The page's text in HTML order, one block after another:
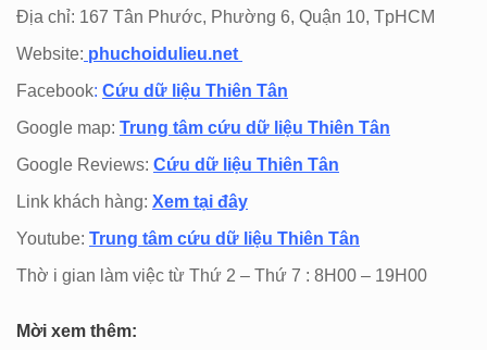
Địa chỉ: 167 Tân Phước, Phường 6, Quận 10, TpHCM
Website: phuchoidulieu.net
Facebook: Cứu dữ liệu Thiên Tân
Google map: Trung tâm cứu dữ liệu Thiên Tân
Google Reviews: Cứu dữ liệu Thiên Tân
Link khách hàng: Xem tại đây
Youtube: Trung tâm cứu dữ liệu Thiên Tân
Thờ i gian làm việc từ Thứ 2 – Thứ 7 : 8H00 – 19H00
Mời xem thêm: